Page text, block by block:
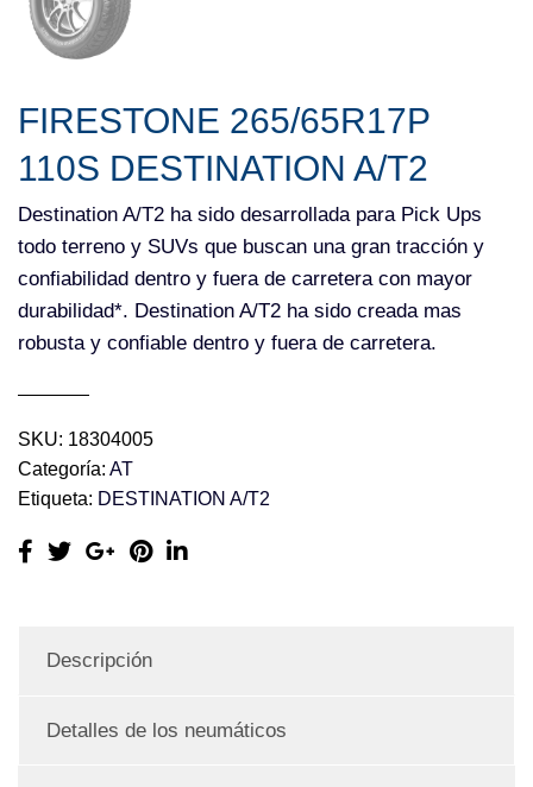
FIRESTONE 265/65R17P
110S DESTINATION A/T2
Destination A/T2 ha sido desarrollada para Pick Ups
todo terreno y SUVs que buscan una gran tracción y
confiabilidad dentro y fuera de carretera con mayor
durabilidad*. Destination A/T2 ha sido creada mas
robusta y confiable dentro y fuera de carretera.
SKU: 18304005
Categoría: AT
Etiqueta: DESTINATION A/T2
Descripción
Detalles de los neumáticos